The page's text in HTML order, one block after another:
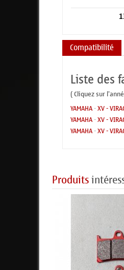
Compatibilité
Liste des
( Cliquez sur
YAMAHA-XV -
YAMAHA-XV -
YAMAHA-XV -
Produits